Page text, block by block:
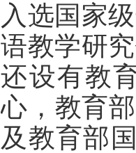
入选国家
语教学研
还设有教
心，教育
及教育部